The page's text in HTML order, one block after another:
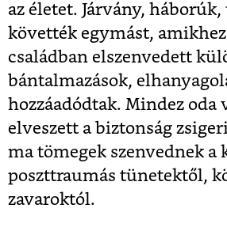
az életet. Járvány,
követték egymást,
családban elszenvedett
bántalmazások,
hozzáadódtak. Mindez oda
elveszett a biztonság
ma tömegek szenvednek a
poszttraumás tünetektől,
zavaroktól.